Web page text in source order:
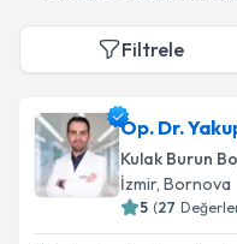
Filtrele
Op. Dr.
Kulak Burun
İzmir, Bornova
5 (27